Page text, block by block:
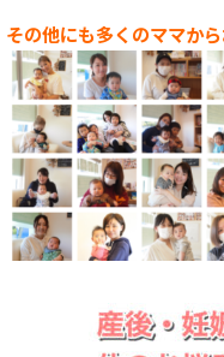
その他にも多くのママか